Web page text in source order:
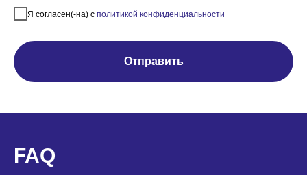
Я согласен(-на) с политикой конфиденциальности
Отправить
FAQ